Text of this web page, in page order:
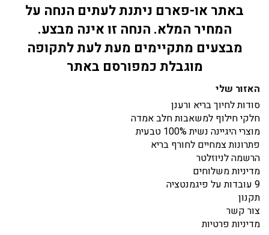
באתר או-פארם ניתנת לעתים הנחה על
המחיר המלא. הנחה זו אינה מבצע.
מבצעים מתקיימים מעת לעת לתקופה
מוגבלת כמפורסם באתר
האזור שלי
סודות לחיוך בריא ורענן
חלקי חילוף למשאבות חלב אמדה
מוצרי היגיינה נשית 100% טבעית
פתרונות צמחיים לחורף בריא
הרשמה לניוזלטר
מדיניות משלוחים
9 עובדות על פיגמנטציה
תקנון
צור קשר
מדיניות פרטיות